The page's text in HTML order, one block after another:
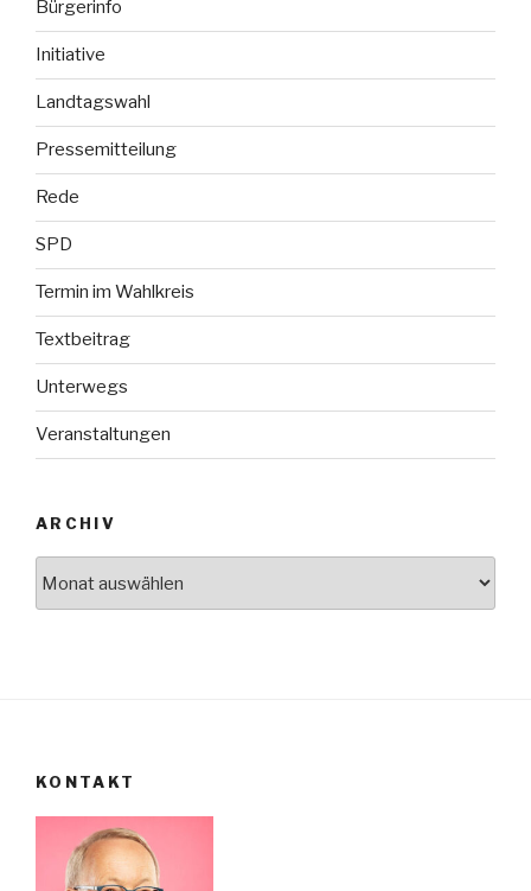
Bürgerinfo
Initiative
Landtagswahl
Pressemitteilung
Rede
SPD
Termin im Wahlkreis
Textbeitrag
Unterwegs
Veranstaltungen
ARCHIV
KONTAKT